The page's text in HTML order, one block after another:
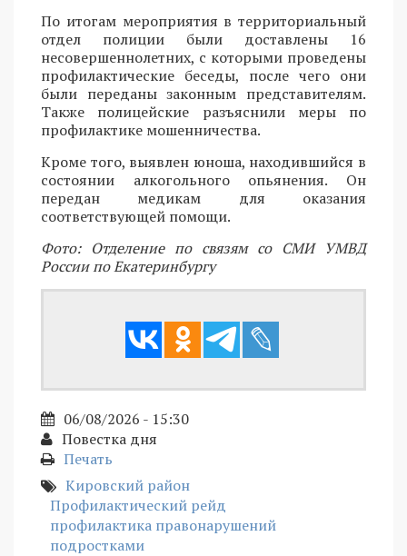
По итогам мероприятия в территориальный
отдел полиции были доставлены 16
несовершеннолетних, с которыми проведены
профилактические беседы, после чего они
были переданы законным представителям.
Также полицейские разъяснили меры по
профилактике мошенничества.
Кроме того, выявлен юноша, находившийся в
состоянии алкогольного опьянения. Он
передан медикам для оказания
соответствующей помощи.
Фото: Отделение по связям со СМИ УМВД
России по Екатеринбургу
06/08/2026 - 15:30
Повестка дня
Печать
Кировский район
Профилактический рейд
профилактика правонарушений
подростками